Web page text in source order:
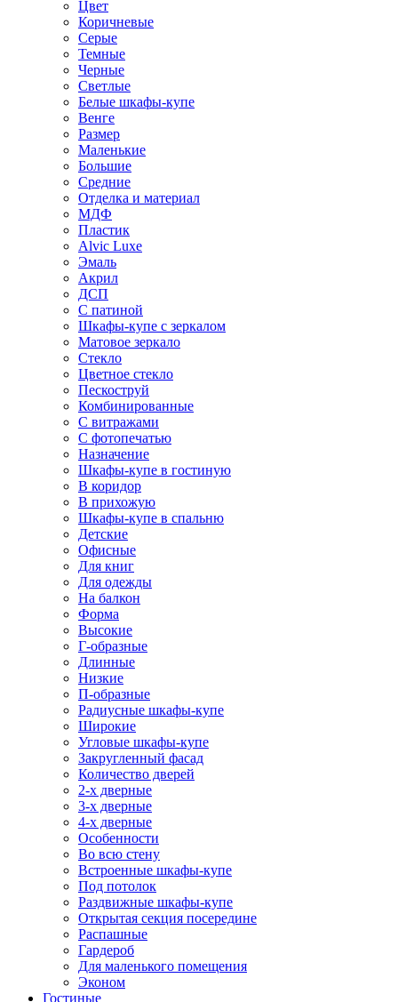
Цвет
Коричневые
Серые
Темные
Черные
Светлые
Белые шкафы-купе
Венге
Размер
Маленькие
Большие
Средние
Отделка и материал
МДФ
Пластик
Alvic Luxe
Эмаль
Акрил
ДСП
С патиной
Шкафы-купе с зеркалом
Матовое зеркало
Стекло
Цветное стекло
Пескоструй
Комбинированные
С витражами
С фотопечатью
Назначение
Шкафы-купе в гостиную
В коридор
В прихожую
Шкафы-купе в спальню
Детские
Офисные
Для книг
Для одежды
На балкон
Форма
Высокие
Г-образные
Длинные
Низкие
П-образные
Радиусные шкафы-купе
Широкие
Угловые шкафы-купе
Закругленный фасад
Количество дверей
2-х дверные
3-х дверные
4-х дверные
Особенности
Во всю стену
Встроенные шкафы-купе
Под потолок
Раздвижные шкафы-купе
Открытая секция посередине
Распашные
Гардероб
Для маленького помещения
Эконом
Гостиные